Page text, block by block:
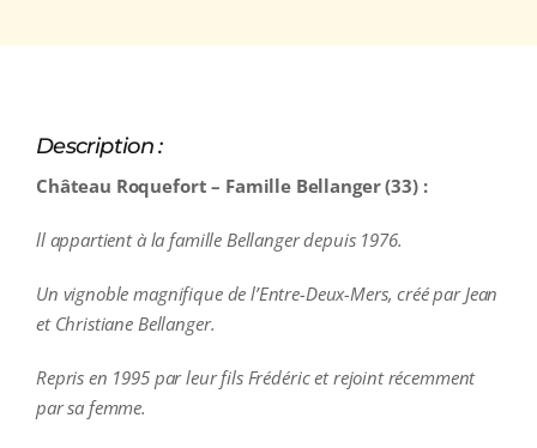
Description :
Château Roquefort – Famille Bellanger (33) :
ll appartient à la famille Bellanger depuis 1976.
Un vignoble magnifique de l’Entre-Deux-Mers, créé par Jean
et Christiane Bellanger.
Repris en 1995 par leur fils Frédéric et rejoint récemment
par sa femme.